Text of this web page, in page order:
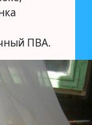
ПВА.